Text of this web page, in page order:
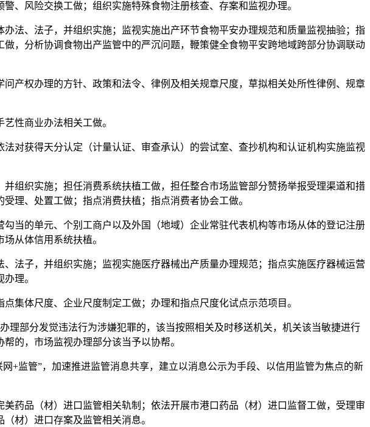
、风险交换工做；组织实施特殊食物注册核查、存案和监视办理。
、法子，并组织实施；监视实施出产环节食物平安办理规范和质量监视抽验；指
，分析协调食物出产监管中的严沉问题，鞭策健全食物平安跨地域跨部分协调联动
权办理的方针、政策和法令、律例及相关规章尺度，草拟相关处所性律例、规章
性商业办法相关工做。
获得天分认定（计量认证、审查承认）的尝试室、查抄机构和认证机构实施监视
织实施；担任消费系统扶植工做，担任整合市场监管部分赞扬举报受理渠道和措
理、处置工做；指点消费扶植；指点消费者协会工做。
的单元、个别工商户以及外国（地域）企业常驻代表机构等市场从体的登记注册
从体信用系统扶植。
子，并组织实施；监视实施医疗器械出产质量办理规范；指点实施医疗器械运营
理。
体尺度、企业尺度制定工做；办理和指点尺度化试点示范项目。
部分发觉违法行为涉嫌犯罪的，该当按照相关及时移送机关，机关该当敏捷进行
的，市场监视办理部分该当予以协帮。
监管”，加速推进监管消息共享，建立以消息公示为手段、以信用监管为焦点的新
品（材）进口监管相关轨制；依法开展市港口药品（材）进口监督工做，受理审
材）进口存案及监管相关消息。